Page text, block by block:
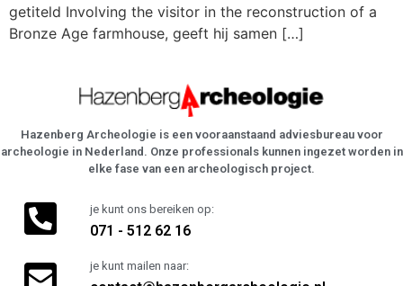
getiteld Involving the visitor in the reconstruction of a
Bronze Age farmhouse, geeft hij samen […]
Hazenberg Archeologie is een vooraanstaand adviesbureau voor
archeologie in Nederland. Onze professionals kunnen ingezet worden in
elke fase van een archeologisch project.
je kunt ons bereiken op:
071 - 512 62 16
je kunt mailen naar: